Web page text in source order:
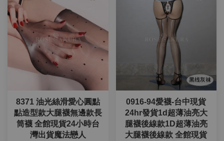
8371 油光絲滑愛心圓點
點造型款大腿襪無邊款長
筒襪 全館現貨24小時台
灣出貨魔法戀人
0916-94愛襪-台中現貨
24hr發貨1d超薄油亮大
腿襪後線款1D超薄油亮
大腿襪後線款 全館現貨